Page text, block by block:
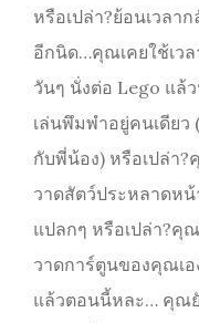
หรือเปล่า?ย้อนเวลา
อีกนิด…คุณเคยใช้เวล
วันๆ นั่งต่อ Lego แล้
เล่นพึมพำอยู่คนเดียว
กับพี่น้อง) หรือเปล่า?
วาดสัตว์ประหลาดหน้
แปลกๆ หรือเปล่า?คุ
วาดการ์ตูนของคุณเอ
แล้วตอนนี้หละ… คุณ